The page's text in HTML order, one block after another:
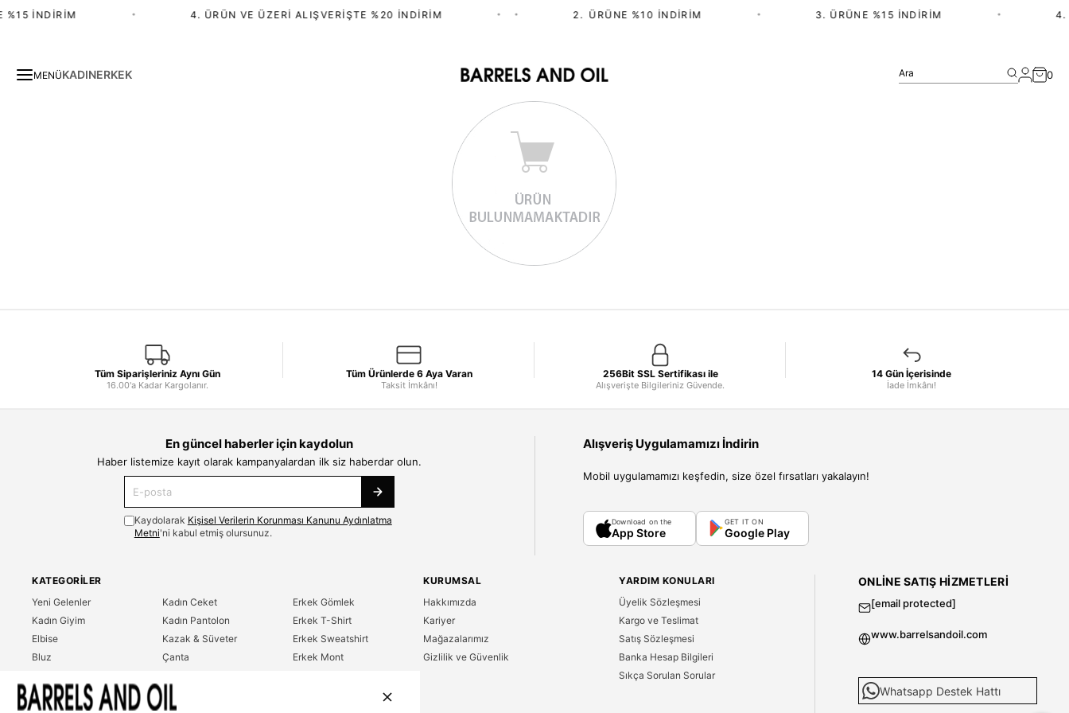
İNDIRIM 4. ÜRÜN VE ÜZERI ALIŞVERIŞTE %20 İNDIRIM 2.⁠ ⁠ÜRÜNE %10 İNDIRIM 3. ÜRÜNE %15 İNDIRIM 4.
MENÜKADINERKEK Ara 0
Tüm Siparişleriniz Aynı Gün
16.00'a Kadar Kargolanır.
Tüm Ürünlerde 6 Aya Varan
Taksit İmkânı!
256Bit SSL Sertifikası ile
Alışverişte Bilgileriniz Güvende.
14 Gün İçerisinde
İade İmkânı!
En güncel haberler için kaydolun
Haber listemize kayıt olarak kampanyalardan ilk siz haberdar olun.
Kaydolarak Kişisel Verilerin Korunması Kanunu Aydınlatma
Metni'ni kabul etmiş olursunuz.
Alışveriş Uygulamamızı İndirin
Mobil uygulamamızı keşfedin, size özel fırsatları yakalayın!
Download on the
App Store
GET IT ON
Google Play
KATEGORILER
Yeni Gelenler
Kadın Giyim
Elbise
Bluz
T-Shirt
Kadın Ceket
Kadın Pantolon
Kazak & Süveter
Çanta
Erkek Gömlek
Erkek T-Shirt
Erkek Sweatshirt
Erkek Mont
KURUMSAL
Hakkımızda
Kariyer
Mağazalarımız
Gizlilik ve Güvenlik
YARDIM KONULARI
Üyelik Sözleşmesi
Kargo ve Teslimat
Satış Sözleşmesi
Banka Hesap Bilgileri
Sıkça Sorulan Sorular
ONLINE SATIŞ HIZMETLERI
[email protected]
www.barrelsandoil.com
Whatsapp Destek Hattı